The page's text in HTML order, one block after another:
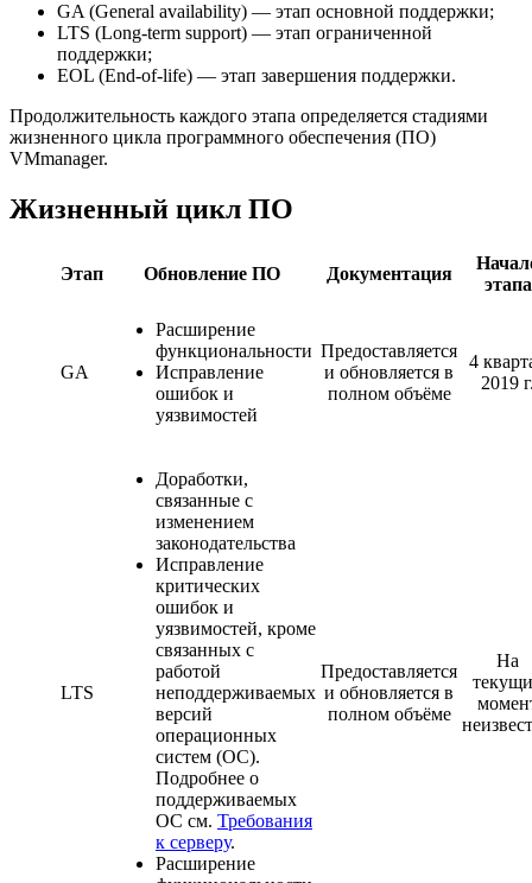
GA (General availability) — этап основной поддержки;
LTS (Long-term support) — этап ограниченной
поддержки;
EOL (End-of-life) — этап завершения поддержки.
Продолжительность каждого этапа определяется стадиями
жизненного цикла программного обеспечения (ПО)
VMmanager.
Жизненный цикл ПО
Этап Обновление ПО Документация
этапа
GA
Расширение
функциональности
Исправление
ошибок и
уязвимостей
Предоставляется
и обновляется в
полном объёме
4
2019
LTS
Доработки,
связанные с
изменением
законодательства
Исправление
критических
ошибок и
уязвимостей, кроме
связанных с
работой
неподдерживаемых
версий
операционных
систем (ОС).
Подробнее о
поддерживаемых
ОС см. Требования
к серверу.
Расширение
Предоставляется
и обновляется в
полном объёме
На